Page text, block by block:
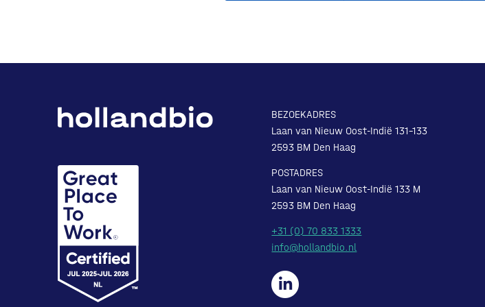
BEZOEKADRES
Laan van Nieuw Oost-Indië 131-133
2593 BM Den Haag
POSTADRES
Laan van Nieuw Oost-Indië 133 M
2593 BM Den Haag
+31 (0) 70 833 1333
info@hollandbio.nl